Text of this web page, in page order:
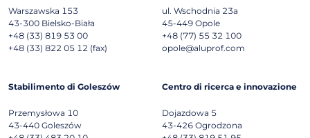
Warszawska 153
43-300 Bielsko-Biała
+48 (33) 819 53 00
+48 (33) 822 05 12 (fax)
ul. Wschodnia 23a
45-449 Opole
+48 (77) 55 32 100
opole@aluprof.com
Stabilimento di Goleszów
Przemysłowa 10
43-440 Goleszów
Centro di ricerca e innovazione
Dojazdowa 5
43-426 Ogrodzona